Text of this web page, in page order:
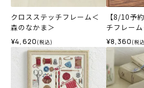
クロスステッチフレーム＜
森のなかま＞
¥4,620 (税込)
【8/10予
チフレー
¥8,360 (税